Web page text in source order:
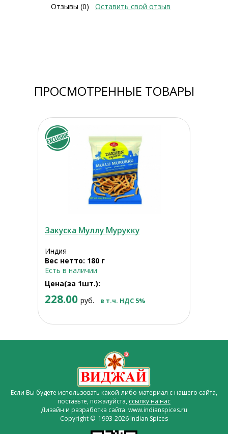
Отзывы (0)
Оставить свой отзыв
ПРОСМОТРЕННЫЕ ТОВАРЫ
Закуска Муллу Мурукку
Индия
Вес нетто: 180 г
Есть в наличии
Цена(за 1шт.):
228.00 руб. в т.ч. НДС 5%
Если Вы будете использовать какой-либо материал с нашего сайта,
поставьте, пожалуйста, ссылку на нас
Дизайн и разработка сайта www.indianspices.ru
Copyright © 1993-2026 Indian Spices